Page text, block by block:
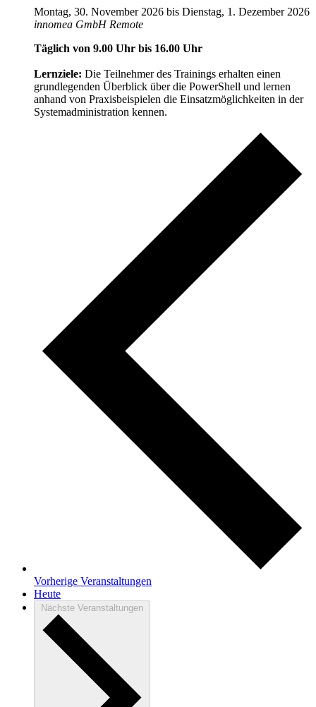
Montag, 30. November 2026 bis Dienstag, 1. Dezember 2026
innomea GmbH Remote
Täglich von 9.00 Uhr bis 16.00 Uhr
Lernziele: Die Teilnehmer des Trainings erhalten einen
grundlegenden Überblick über die PowerShell und lernen
anhand von Praxisbeispielen die Einsatzmöglichkeiten in der
Systemadministration kennen.
Vorherige Veranstaltungen
Heute
Nächste Veranstaltungen